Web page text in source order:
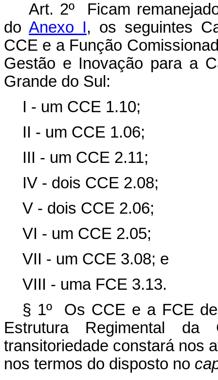
Art. 2º Ficam
do Anexo I, os seguintes
CCE e a Função
Gestão e Inovação para a
Grande do Sul:
I - um CCE 1.10;
II - um CCE 1.06;
III - um CCE 2.11;
IV - dois CCE 2.08;
V - dois CCE 2.06;
VI - um CCE 2.05;
VII - um CCE 3.08; e
VIII - uma FCE 3.13.
§ 1º Os CCE e a FCE
Estrutura Regimental
transitoriedade constará nos
nos termos do disposto no